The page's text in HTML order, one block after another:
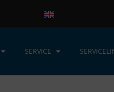
SERVICE